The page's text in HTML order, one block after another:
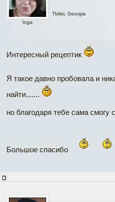
Inga
Tbilisi, Georgia
Интересный рецептик
Я такое давно пробовала и
найти.......
но благодаря тебе сама смогу
Большое спасибо